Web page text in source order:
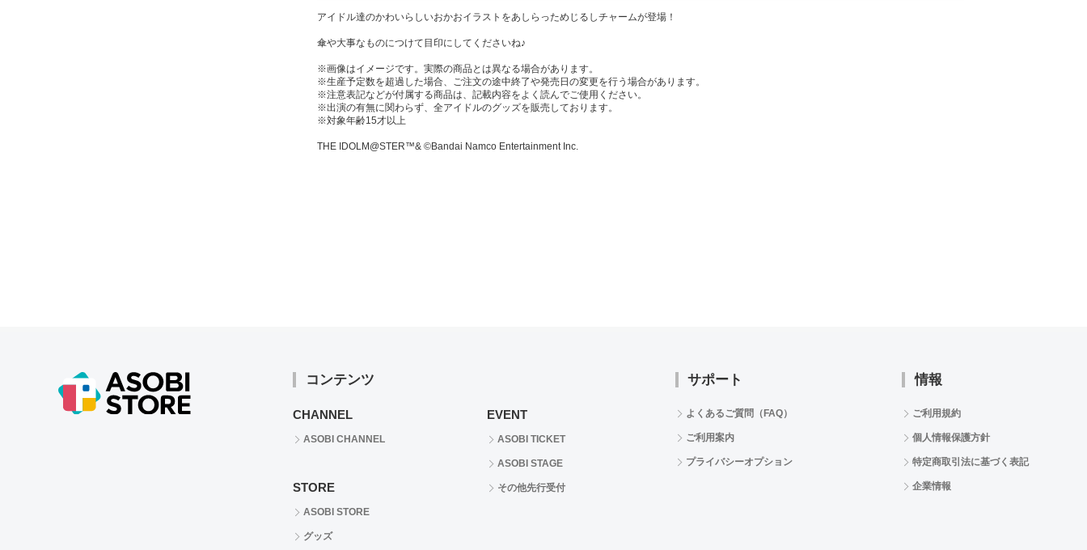
アイドル達のかわいらしいおかおイラストをあしらっためじるしチャームが登場！
傘や大事なものにつけて目印にしてくださいね♪
※画像はイメージです。実際の商品とは異なる場合があります。
※生産予定数を超過した場合、ご注文の途中終了や発売日の変更を行う場合があります。
※注意表記などが付属する商品は、記載内容をよく読んでご使用ください。
※出演の有無に関わらず、全アイドルのグッズを販売しております。
※対象年齢15才以上
THE IDOLM@STER™& ©Bandai Namco Entertainment Inc.
コンテンツ
CHANNEL
ASOBI CHANNEL
STORE
ASOBI STORE
グッズ
EVENT
ASOBI TICKET
ASOBI STAGE
その他先行受付
サポート
よくあるご質問（FAQ）
ご利用案内
プライバシーオプション
情報
ご利用規約
個人情報保護方針
特定商取引法に基づく表記
企業情報